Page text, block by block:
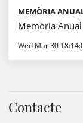
MEMÒRIA
Memòria
Wed Mar 30
Contacte